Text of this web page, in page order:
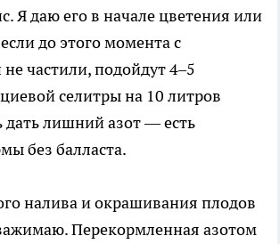
Я даю его в начале цветения или
до этого момента с
частили, подойдут 4–5
селитры на 10 литров
дать лишний азот — есть
без балласта.
налива и окрашивания плодов
Перекормленная азотом